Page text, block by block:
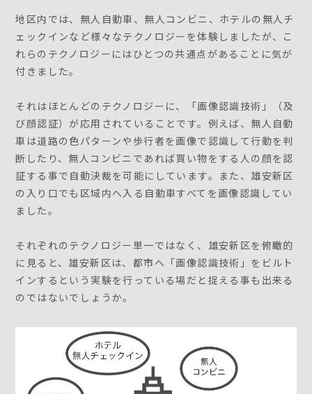
地区内では、無人自動車、無人コンビニ、ホテルの無人チ
ェックインなど様々なテクノロジーを体験しましたが、こ
れらのテクノロジーにはひとつの共通点があることに気が
付きました。
それはほとんどのテクノロジーに、「画像認識技術」（及
び顔認証）が応用されていることです。例えば、無人自動
車は道路の色パターンや歩行者を画像で認識して行動を判
断したり、無人コンビニであれば買い物をする人の顔を認
証する事で自動決裁を可能にしています。また、雄安新区
の入り口でも区域内へ入る自動車すべてを画像認識してい
ました。
それぞれのテクノロジー単一ではなく、雄安新区を俯瞰的
に見ると、雄安新区は、都市へ「画像認識技術」をビルト
インするという実験を行っている場だと捉える事も出来る
のではないでしょうか。